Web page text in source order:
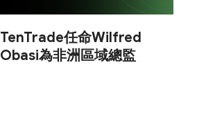
TenTrade任命Wilfred
Obasi為非洲區域總監